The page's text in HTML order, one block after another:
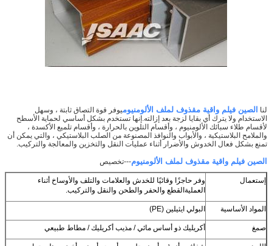
لنا الصين فيلم واقية مقذوف لملف الألومنيوميوفر قوة التصاق ثابتة ، وسهل
الاستخدام ولا يترك أي بقايا لزجة بعد إزالته.إنها تستخدم بشكل أساسي لحماية الأسطح
لأقسام طلاء سبائك الألومنيوم ، وأقسام التلوين بالحرارة ، وأقسام تلميع الأكسدة ،
والملامح البلاستيكية ، والأبواب والنوافذ المصنوعة من الصلب البلاستيكي ، والتي يمكن أن
تمنع بشكل فعال الخدوش والأضرار أثناء عمليات النقل والتخزين والمعالجة والتركيب.
الصين فيلم واقية مقذوف لملف الألومنيوم---تخصيص
إستعمال
وفر حاجزًا وقائيًا للخدش والعلامات والتلف والأوساخ أثناء
العمليةالقطع والحفر والطحن والنقل والتركيب.
المواد الأساسية البولي ايثيلين (PE)
صمغ أكريليك ذو أساس مائي / مذيب أكريليك / مطاط طبيعي